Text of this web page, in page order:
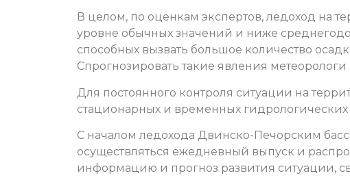
В целом, по оценкам экспертов, ледоход на
уровне обычных значений и ниже
способных вызвать большое количество
Спрогнозировать такие явления
Для постоянного контроля ситуации на
стационарных и временных гидрологических
С началом ледохода Двинско-Печорским
осуществляться ежедневный выпуск и
информацию и прогноз развития ситуации,